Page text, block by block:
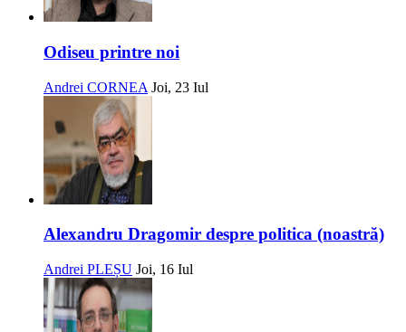
Odiseu printre noi
Andrei CORNEA Joi, 23 Iul
Alexandru Dragomir despre politica (noastră)
Andrei PLEȘU Joi, 16 Iul